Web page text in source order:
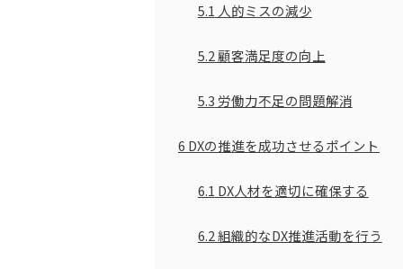
5.1 人的ミスの減少
5.2顧客満足度の向上
5.3 労働力不足の問題解消
6 DXの推進を成功させるポイント
6.1 DX人材を適切に確保する
6.2組織的なDX推進活動を行う